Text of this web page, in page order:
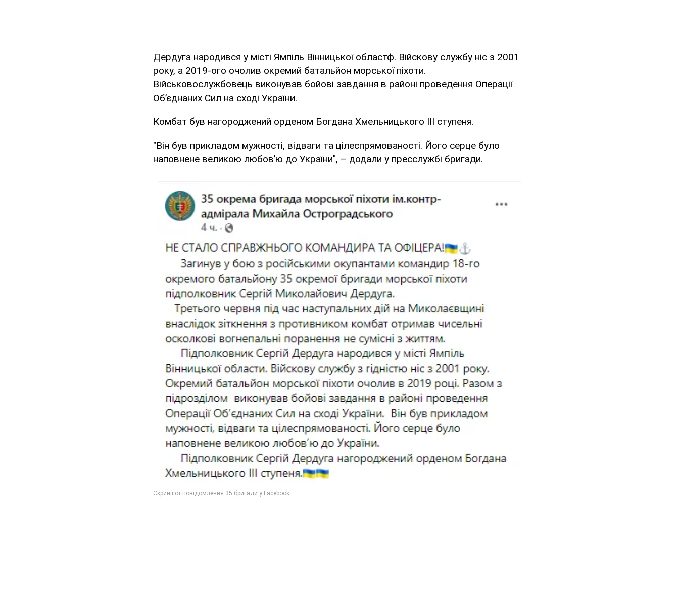
Дердуга народився у місті Ямпіль Вінницької областф. Війскову службу ніс з 2001
року, а 2019-ого очолив окремий батальйон морської піхоти.
Військовослужбовець виконував бойові завдання в районі проведення Операції
Об’єднаних Сил на сході України.
Комбат був нагороджений орденом Богдана Хмельницького IIІ ступеня.
"Він був прикладом мужності, відваги та цілеспрямованості. Його серце було
наповнене великою любов’ю до України", – додали у пресслужбі бригади.